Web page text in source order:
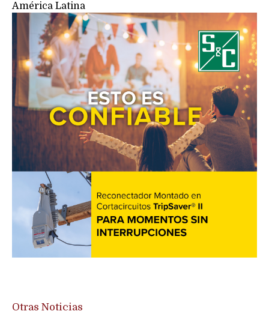
América Latina
Otras Noticias